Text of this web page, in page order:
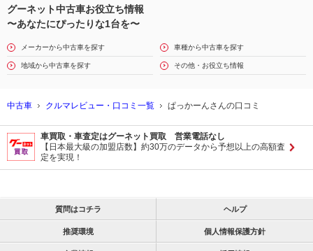
グーネット中古車お役立ち情報
〜あなたにぴったりな1台を〜
メーカーから中古車を探す 車種から中古車を探す
地域から中古車を探す その他・お役立ち情報
中古車 クルマレビュー・口コミ一覧 ぱっかーんさんの口コミ
車買取・車査定はグーネット買取 営業電話なし
【日本最大級の加盟店数】約30万のデータから予想以上の高額査
定を実現！
質問はコチラ ヘルプ
推奨環境 個人情報保護方針